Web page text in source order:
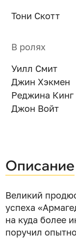
Тони Скотт
В ролях
Уилл Смит
Джин Хэкмен
Реджина Кинг
Джон Войт
Описание
Великий
успеха
на куда более
поручил